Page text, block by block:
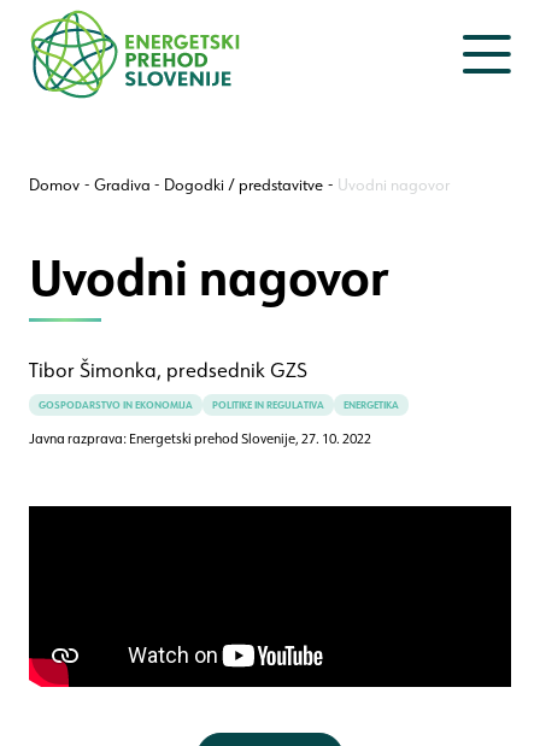
vsebino
navigacijo
Domov Gradiva Dogodki / predstavitve Uvodni nagovor
Uvodni nagovor
Tibor Šimonka, predsednik GZS
GOSPODARSTVO IN EKONOMIJA POLITIKE IN REGULATIVA ENERGETIKA
Javna razprava: Energetski prehod Slovenije, 27. 10. 2022